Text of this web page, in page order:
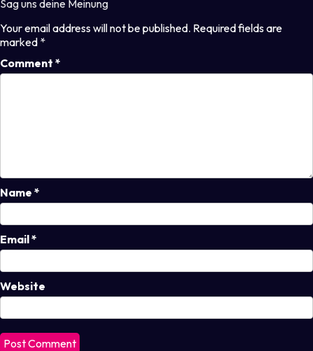
Sag uns deine Meinung
Your email address will not be published. Required fields are
marked *
Comment *
Name *
Email*
Website